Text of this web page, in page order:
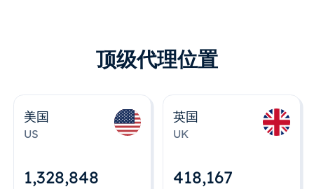
顶级代理位置
美国
US
1,328,848
英国
UK
418,167